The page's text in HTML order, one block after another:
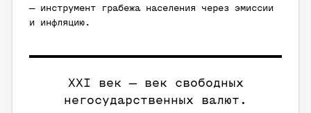
— инструмент грабежа населения через эмиссии
и инфляцию.
XXI век — век свободных
негосударственных валют.